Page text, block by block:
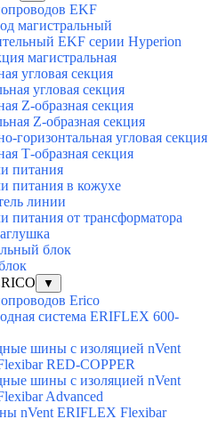
EKF
магистральный
EKF серии Hyperion
магистральная
угловая секция
угловая секция
Z-образная секция
Z-образная секция
горизонтальная угловая секция
Т-образная секция
питания
питания в кожухе
линии
питания от трансформатора
блок
▼
Erico
система ERIFLEX 600-
шины с изоляцией nVent
RED-COPPER
шины с изоляцией nVent
Advanced
nVent ERIFLEX Flexibar